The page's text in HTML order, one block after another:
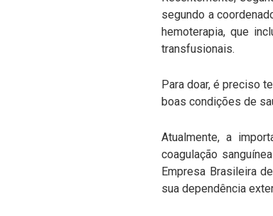
segundo a
hemoterapia, que
transfusionais.
Para doar, é preciso
boas condições de
Atualmente, a
coagulação
Empresa Brasileira
sua dependência